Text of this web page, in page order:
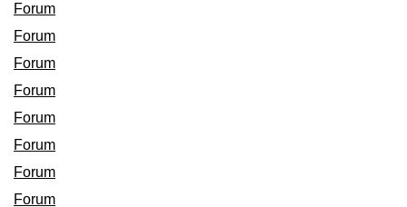
Forum
Forum
Forum
Forum
Forum
Forum
Forum
Forum